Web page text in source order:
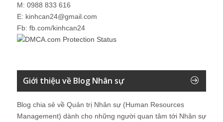
M: 0988 833 616
E: kinhcan24@gmail.com
Fb: fb.com/kinhcan24
Giới thiệu về Blog Nhân sự
Blog chia sẻ về Quản trị Nhân sự (Human Resources
Management) dành cho những người quan tâm tới Nhân sự